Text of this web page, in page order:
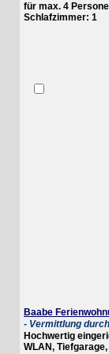
für max. 4 Personen
Schlafzimmer: 1
Baabe
- Vermittlung durch
Hochwertig
WLAN, Tiefgarage,